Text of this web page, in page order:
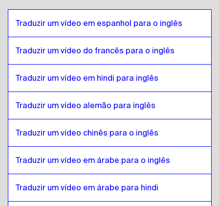
EstonianoparaPortuguês brasileiro
EstonianoparaInglês britânico
Inglês britânicoparaEstoniano
Estonianoparabirmanês
birmanês paraEstoniano
Espanhol chileno paraEstoniano
Traduzir um vídeo em espanhol para o inglês
Traduzir um vídeo do francês para o inglês
Traduzir um vídeo em hindi para inglês
Traduzir um vídeo alemão para inglês
Traduzir um vídeo chinês para o inglês
Traduzir um vídeo em árabe para o inglês
Traduzir um vídeo em árabe para hindi